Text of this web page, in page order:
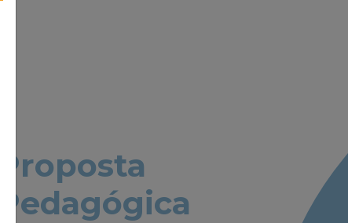
Proposta
Pedagógica